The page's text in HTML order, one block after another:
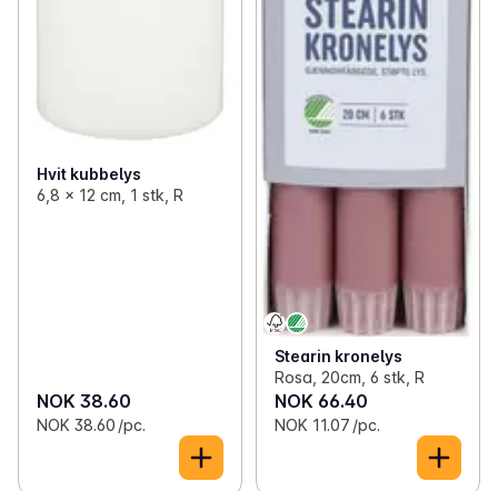
Hvit kubbelys
6,8 x 12 cm, 1 stk, R
NOK 38.60
NOK 38.60 /pc.
Stearin kronelys
Rosa, 20cm, 6 stk, R
NOK 66.40
NOK 11.07 /pc.